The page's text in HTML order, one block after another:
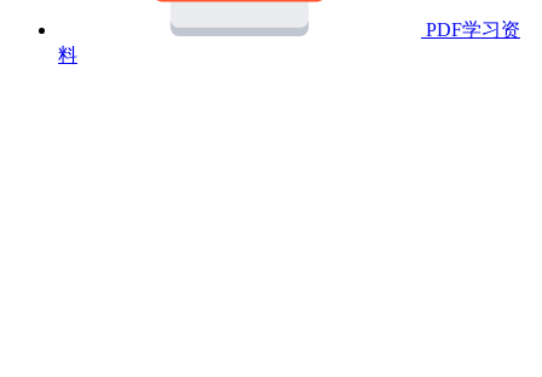
PDF学习资
料